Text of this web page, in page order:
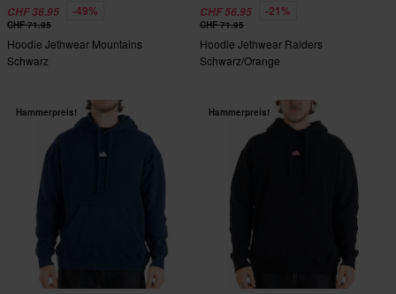
CHF 36.95 -49%
CHF 71.95
Hoodie Jethwear Mountains
Schwarz
CHF 56.95 -21%
CHF 71.95
Hoodie Jethwear Raiders
Schwarz/Orange
Hammerpreis! Hammerpreis!